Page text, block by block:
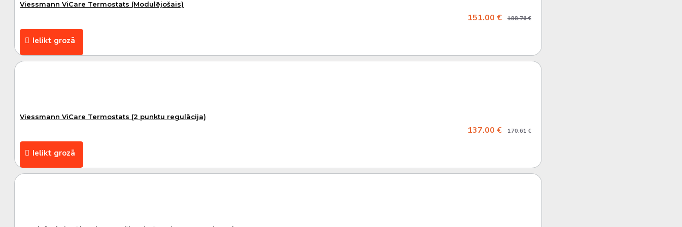
Viessmann ViCare Termostats (Modulējošais)
151.00 € 188.76 €
Ielikt grozā
Viessmann ViCare Termostats (2 punktu regulācija)
137.00 € 170.61 €
Ielikt grozā